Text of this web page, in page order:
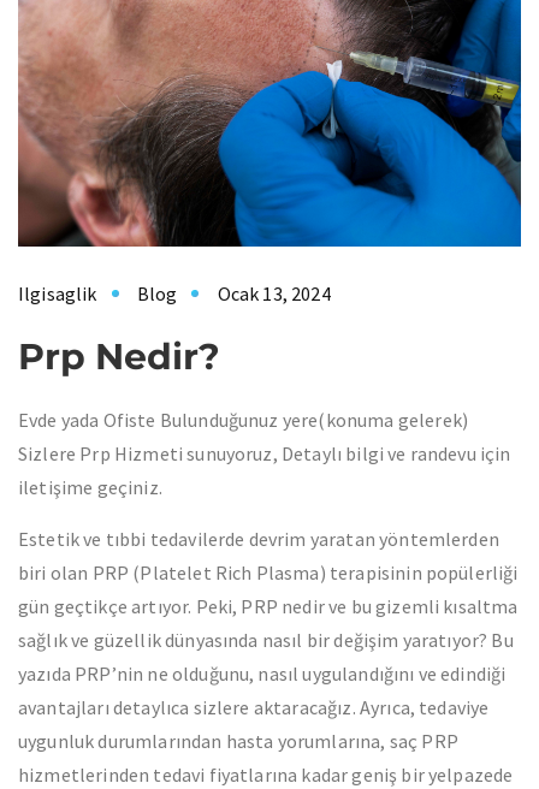
Ilgisaglik Blog Ocak 13, 2024
Prp Nedir?
Evde yada Ofiste Bulunduğunuz yere(konuma gelerek)
Sizlere Prp Hizmeti sunuyoruz, Detaylı bilgi ve randevu için
iletişime geçiniz.
Estetik ve tıbbi tedavilerde devrim yaratan yöntemlerden
biri olan PRP (Platelet Rich Plasma) terapisinin popülerliği
gün geçtikçe artıyor. Peki, PRP nedir ve bu gizemli kısaltma
sağlık ve güzellik dünyasında nasıl bir değişim yaratıyor? Bu
yazıda PRP’nin ne olduğunu, nasıl uygulandığını ve edindiği
avantajları detaylıca sizlere aktaracağız. Ayrıca, tedaviye
uygunluk durumlarından hasta yorumlarına, saç PRP
hizmetlerinden tedavi fiyatlarına kadar geniş bir yelpazede